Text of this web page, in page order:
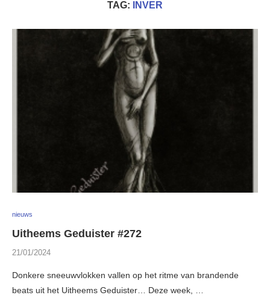
TAG: INVER
nieuws
Uitheems Geduister #272
21/01/2024
Donkere sneeuwvlokken vallen op het ritme van brandende
beats uit het Uitheems Geduister… Deze week, …